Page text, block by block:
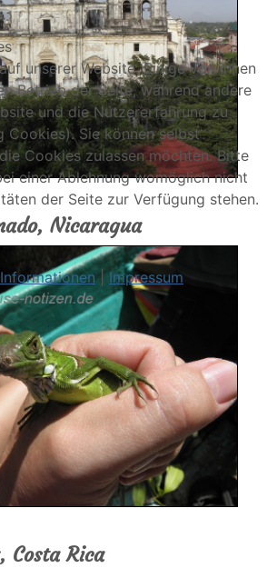
Nicaragua
Costa Rica
unserer Website. Einige von ihnen
Betrieb der Seite, während andere
und die Nutzererfahrung zu
Cookies). Sie können selbst
Cookies zulassen möchten. Bitte
einer Ablehnung womöglich nicht
der Seite zur Verfügung stehen.
|Impressum